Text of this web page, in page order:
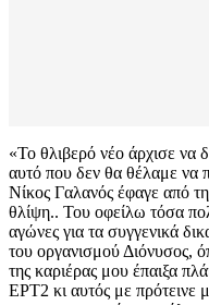
«Το θλιβερό νέο άρχισε να
αυτό που δεν θα θέλαμε
Νίκος Γαλανός έφαγε από
θλίψη.. Του οφείλω τόσα
αγώνες για τα συγγενικά
του οργανισμού Διόνυσος,
της καριέρας μου έπαιξα
ΕΡΤ2 κι αυτός με πρότεινε